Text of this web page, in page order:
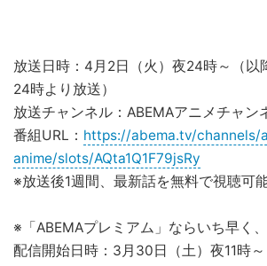
放送日時：4月2日（火）夜24時～（以
24時より放送）
放送チャンネル：ABEMAアニメチャン
番組URL： https://abema.tv/channels/
anime/slots/AQta1Q1F79jsRy
※放送後1週間、最新話を無料で視聴可
※「ABEMAプレミアム」ならいち早く
配信開始日時：3月30日（土）夜11時